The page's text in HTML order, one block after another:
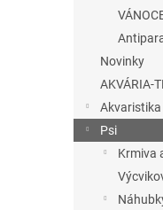
n
e
Novinky
AKVÁRIA-
Akvaristika
Psi
Krmiva